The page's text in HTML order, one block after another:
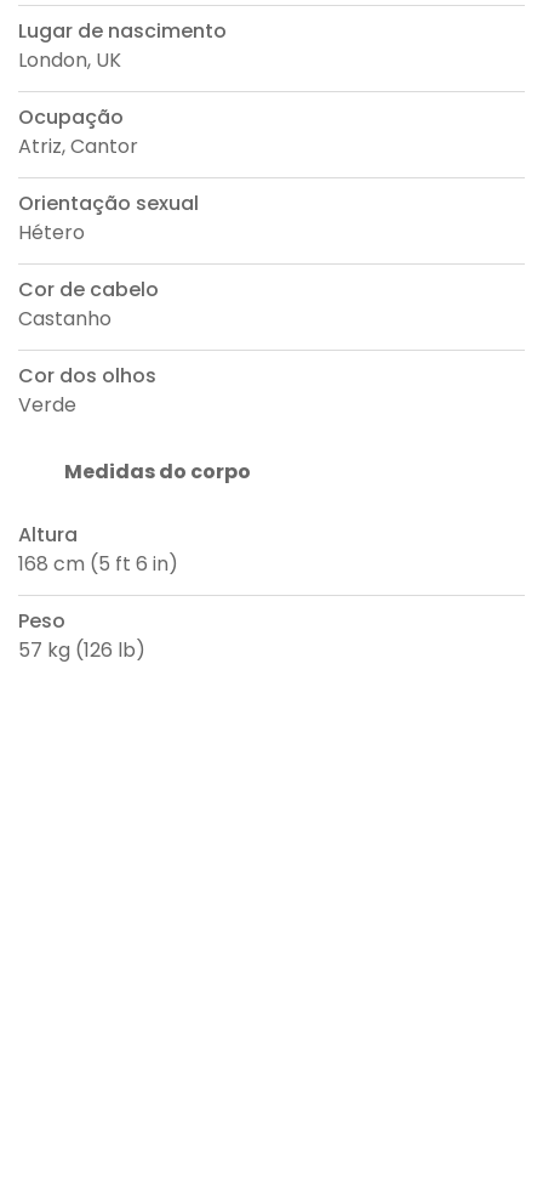
Lugar de nascimento
London, UK
Ocupação
Atriz, Cantor
Orientação sexual
Hétero
Cor de cabelo
Castanho
Cor dos olhos
Verde
Medidas do corpo
Altura
168 cm (5 ft 6 in)
Peso
57 kg (126 lb)